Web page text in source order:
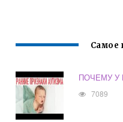
Самое
ПОЧЕМУ У
7089